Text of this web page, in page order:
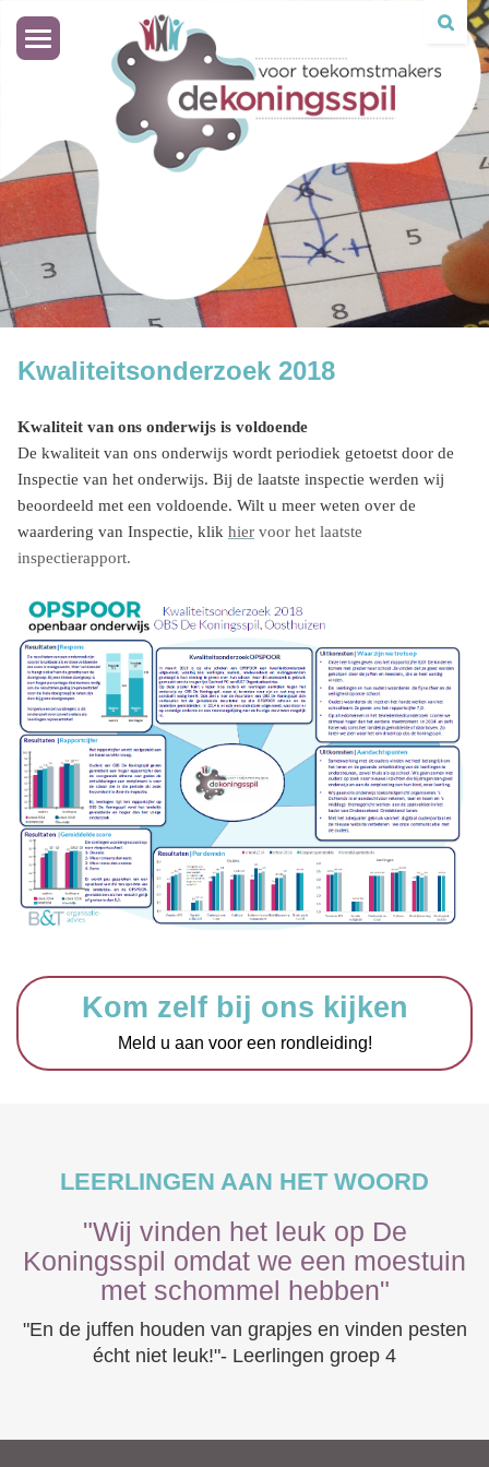
Toggle
navigation
Kwaliteitsonderzoek 2018
Kwaliteit van ons onderwijs is voldoende
De kwaliteit van ons onderwijs wordt periodiek getoetst door de
Inspectie van het onderwijs. Bij de laatste inspectie werden wij
beoordeeld met een voldoende. Wilt u meer weten over de
waardering van Inspectie, klik hier voor het laatste
inspectierapport.
Kom zelf bij ons kijken
Meld u aan voor een rondleiding!
LEERLINGEN AAN HET WOORD
"Wij vinden het leuk op De
Koningsspil omdat we een moestuin
met schommel hebben"
"En de juffen houden van grapjes en vinden pesten
écht niet leuk!"- Leerlingen groep 4